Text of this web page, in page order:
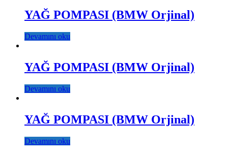
YAĞ POMPASI (BMW Orjinal)
Devamını oku
YAĞ POMPASI (BMW Orjinal)
Devamını oku
YAĞ POMPASI (BMW Orjinal)
Devamını oku